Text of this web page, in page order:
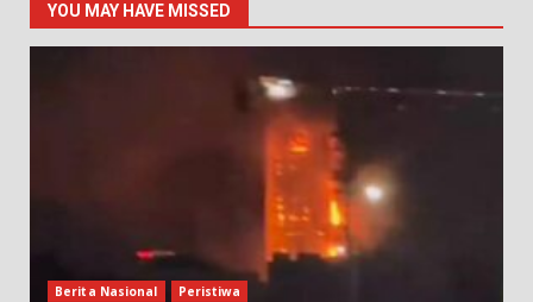
YOU MAY HAVE MISSED
Berita Nasional Peristiwa